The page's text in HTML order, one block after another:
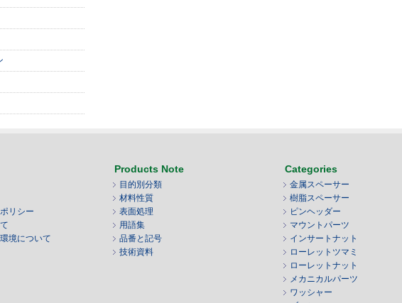
リシー
境について
Products Note
目的別分類
材料性質
表面処理
用語集
品番と記号
技術資料
Categories
金属スペーサー
樹脂スペーサー
ピンヘッダー
マウントパーツ
インサートナット
ローレットツマミ
ローレットナット
メカニカルパーツ
ワッシャー